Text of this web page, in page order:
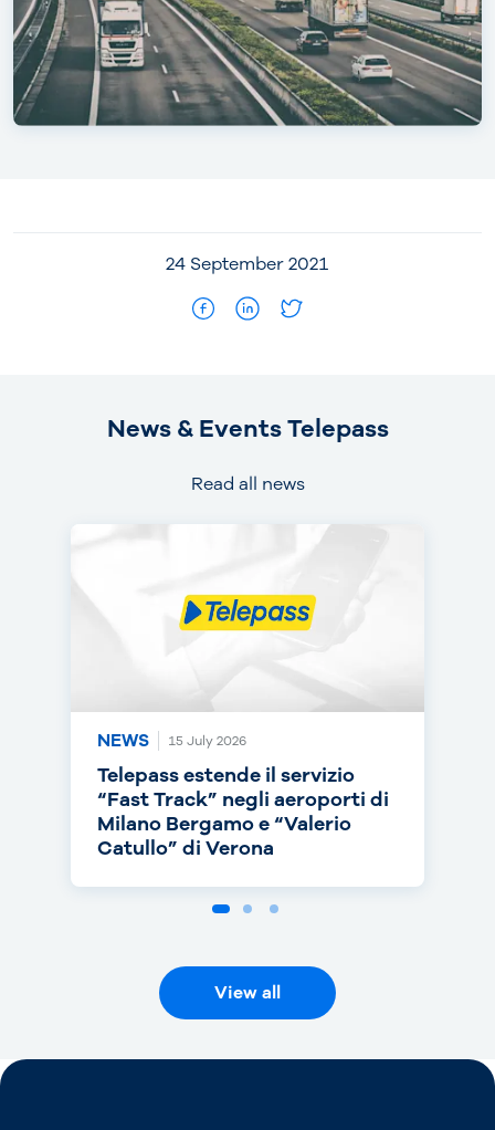
24 September 2021
News & Events Telepass
Read all news
NEWS 15 July 2026
Telepass estende il servizio
“Fast Track” negli aeroporti di
Milano Bergamo e “Valerio
Catullo” di Verona
NEWS 14 July 2026
Telepass punta sull’RC Auto e
torna on air con una nuova
campagna
NEWS 30 June 2026
Telepass cresce in europa: dal
1° luglio telepedaggio attivo
anche nei Paesi Bassi
View all